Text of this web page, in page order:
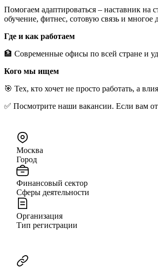
Помогаем адаптироваться – наставник на
обучение, фитнес, сотовую связь и
Где и как работаем
🏦 Современные офисы по всей стране и
Кого мы ищем
🎯 Тех, кто хочет не просто работать, а
✅ Посмотрите наши вакансии. Если вам
Москва
Город
Финансовый сектор
Сферы деятельности
Организация
Тип регистрации